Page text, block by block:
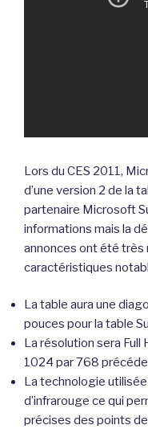
Lors du CES 2011,
d’une version 2 de la
partenaire Microsoft
informations mais la
annonces ont été très
caractéristiques
La table aura une
pouces pour la table
La résolution sera Full
1024 par 768
La technologie
d’infrarouge ce qui
précises des points